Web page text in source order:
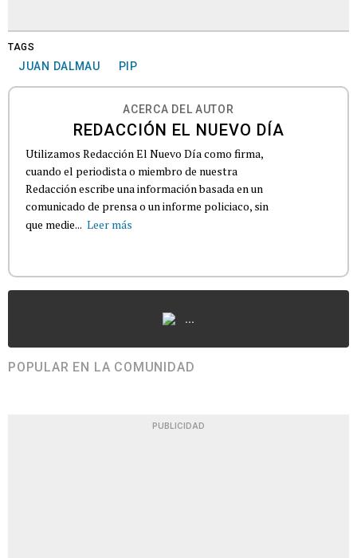
TAGS
JUAN DALMAU PIP
ACERCA DEL AUTOR
REDACCIÓN EL NUEVO DÍA
Utilizamos Redacción El Nuevo Día como firma,
cuando el periodista o miembro de nuestra
Redacción escribe una información basada en un
comunicado de prensa o un informe policiaco, sin
que medie... Leer más
...
POPULAR EN LA COMUNIDAD
PUBLICIDAD